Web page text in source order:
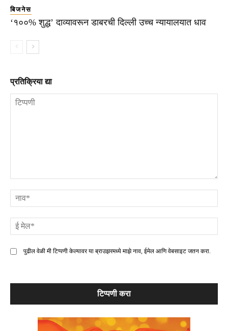
बिजनेस
‘१००% शुद्ध’ दाव्यावरून डाबरची दिल्ली उच्च न्यायालयात धाव
प्रतिक्रिया द्या
पुढील वेळी मी टिप्पणी केल्यावर या ब्राउझरमध्ये माझे नाव, ईमेल आणि वेबसाइट जतन करा.